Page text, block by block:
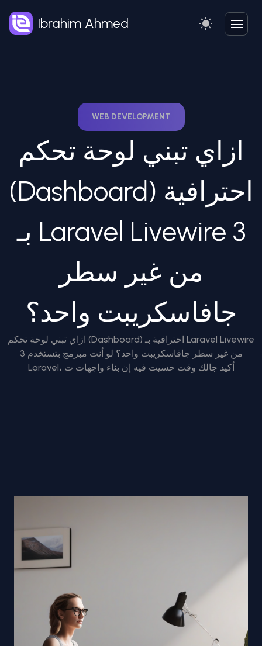
Ibrahim Ahmed
WEB DEVELOPMENT
ازاي تبني لوحة تحكم
(Dashboard) احترافية
بـ Laravel Livewire 3
من غير سطر
جافاسكريبت واحد؟
ازاي تبني لوحة تحكم (Dashboard) احترافية بـ Laravel Livewire
3 من غير سطر جافاسكريبت واحد؟ لو أنت مبرمج بتستخدم
Laravel، أكيد جالك وقت حسيت فيه إن بناء واجهات ت